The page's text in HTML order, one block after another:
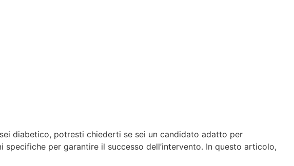
diabetico, potresti chiederti se sei un candidato adatto per
per garantire il successo dell’intervento. In questo articolo,